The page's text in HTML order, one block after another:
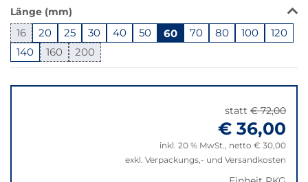
dieser
Variante
nicht
verfügbar.
Bei
Klick
Länge (mm)
16 20 25 30 40 50 60 70 80 100
120
140
160 200
zu
statt € 72,00
€ 36,00
inkl. 20 % MwSt., netto € 30,00
exkl. Verpackungs,- und Versandkosten